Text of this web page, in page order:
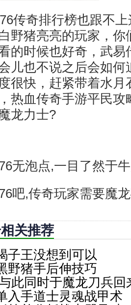
传奇排行榜也跟不上
野猪亮亮的玩家，你
的时候也好奇，武易
儿也不说之后会如何
很快，赶紧带着水月
热血传奇手游平民攻
龙力士?
无泡点,一目了然于
吧,传奇玩家需要魔
关推荐
子王没想到可以
野猪手后伸技巧
此同时于魔龙刀兵回
入手道士灵魂战甲术